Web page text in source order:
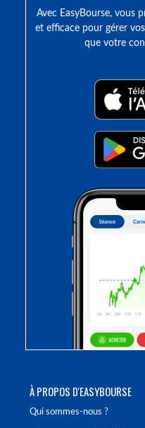
À PROPOS D'EASYBOURSE
Qui sommes-nous ?
Avec EasyBourse, vous
et efficace pour gérer
que votre